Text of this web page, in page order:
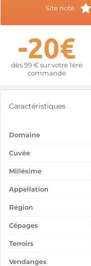
Site noté
-20€
dès 99 € sur votre 1ère
commande
Caractéristiques
Domaine
Cuvée
Millésime
Appellation
Région
Cépages
Terroirs
Vendanges